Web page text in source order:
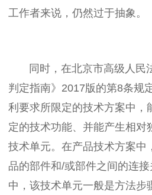
工作者来说，仍然过于抽象。
同时，在北京市高级人民
判定指南》2017版的第8条规
利要求所限定的技术方案中，
定的技术功能、并能产生相对
技术单元。在产品技术方案中
品的部件和/或部件之间的连
中，该技术单元一般是方法步